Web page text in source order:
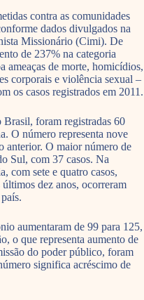
contra as comunidades
dados divulgados na
Missionário (Cimi). De
de 237% na categoria
ameaças de morte, homicídios,
corporais e violência sexual –
os casos registrados em 2011.
foram registradas 60
O número representa nove
anterior. O maior número de
Sul, com 37 casos. Na
com sete e quatro casos,
dez anos, ocorreram
aumentaram de 99 para 125,
o que representa aumento de
do poder público, foram
significa acréscimo de